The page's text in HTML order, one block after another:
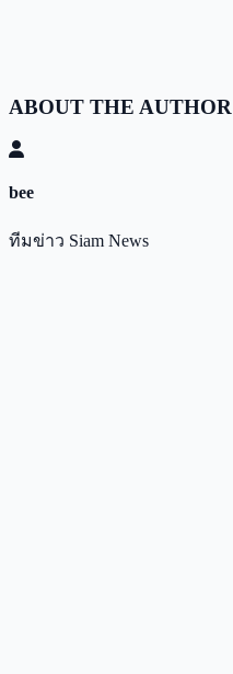
ABOUT THE AUTHOR
bee
ทีมข่าว Siam News